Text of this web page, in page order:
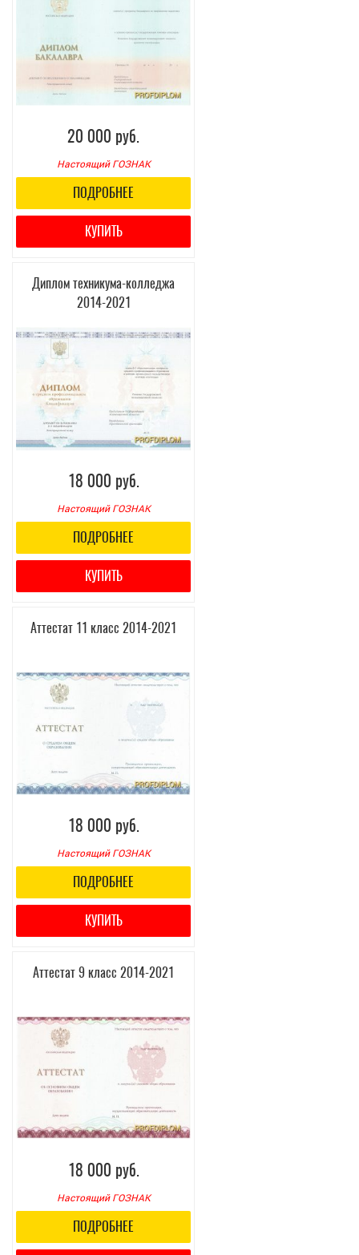
20 000 руб.
Настоящий ГОЗНАК
ПОДРОБНЕЕ
КУПИТЬ
Диплом техникума-колледжа
2014-2021
18 000 руб.
Настоящий ГОЗНАК
ПОДРОБНЕЕ
КУПИТЬ
Аттестат 11 класс 2014-2021
18 000 руб.
Настоящий ГОЗНАК
ПОДРОБНЕЕ
КУПИТЬ
Аттестат 9 класс 2014-2021
18 000 руб.
Настоящий ГОЗНАК
ПОДРОБНЕЕ